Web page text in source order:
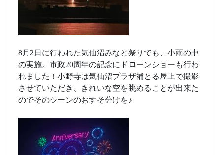
8月2日に行われた気仙沼みなと祭りでも、小雨の中
の実施。市政20周年の記念にドローンショーも行わ
れました！小野寺は気仙沼プラザ補とる屋上で撮影
させていただき、きれいな空を眺めることが出来た
のでそのシーンのおすそ分けを♪